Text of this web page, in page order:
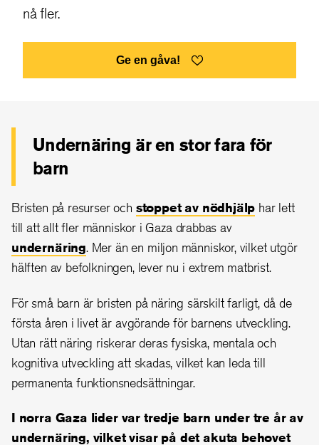
nå fler.
Ge en gåva!
Undernäring är en stor fara för
barn
Bristen på resurser och stoppet av nödhjälp har lett
till att allt fler människor i Gaza drabbas av
undernäring. Mer än en miljon människor, vilket utgör
hälften av befolkningen, lever nu i extrem matbrist.
För små barn är bristen på näring särskilt farligt, då de
första åren i livet är avgörande för barnens utveckling.
Utan rätt näring riskerar deras fysiska, mentala och
kognitiva utveckling att skadas, vilket kan leda till
permanenta funktionsnedsättningar.
I norra Gaza lider var tredje barn under tre år av
undernäring, vilket visar på det akuta behovet